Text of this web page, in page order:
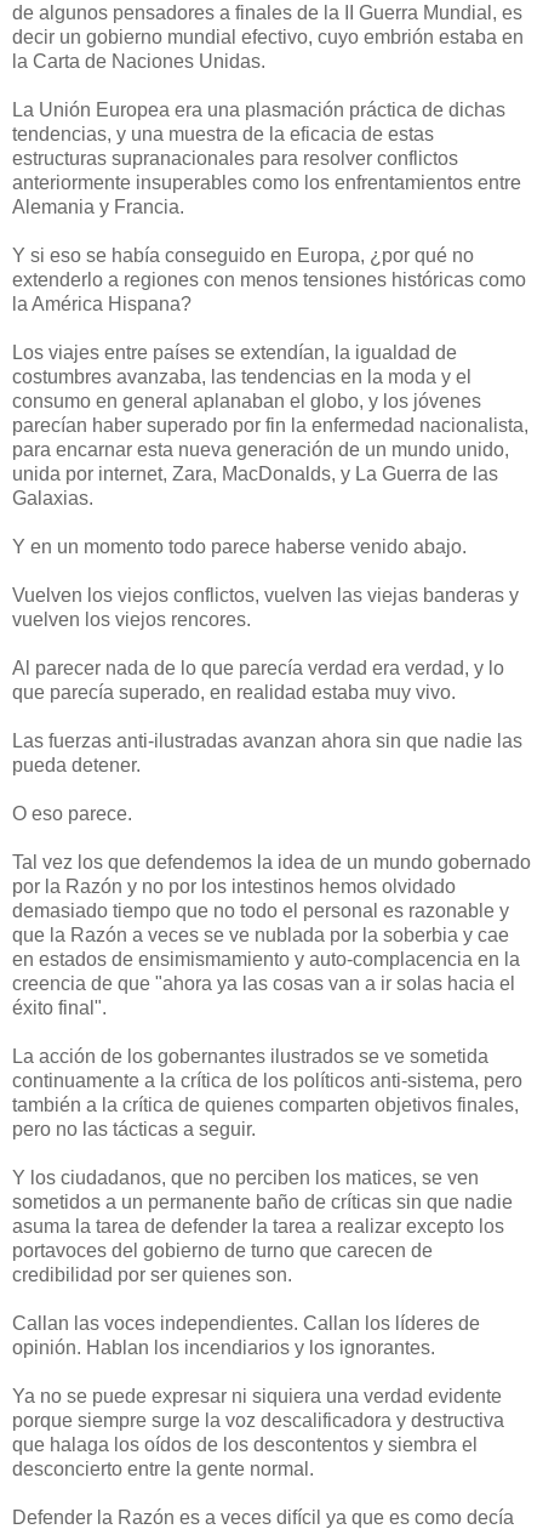
de algunos pensadores a finales de la II Guerra Mundial, es
decir un gobierno mundial efectivo, cuyo embrión estaba en
la Carta de Naciones Unidas.
La Unión Europea era una plasmación práctica de dichas
tendencias, y una muestra de la eficacia de estas
estructuras supranacionales para resolver conflictos
anteriormente insuperables como los enfrentamientos entre
Alemania y Francia.
Y si eso se había conseguido en Europa, ¿por qué no
extenderlo a regiones con menos tensiones históricas como
la América Hispana?
Los viajes entre países se extendían, la igualdad de
costumbres avanzaba, las tendencias en la moda y el
consumo en general aplanaban el globo, y los jóvenes
parecían haber superado por fin la enfermedad nacionalista,
para encarnar esta nueva generación de un mundo unido,
unida por internet, Zara, MacDonalds, y La Guerra de las
Galaxias.
Y en un momento todo parece haberse venido abajo.
Vuelven los viejos conflictos, vuelven las viejas banderas y
vuelven los viejos rencores.
Al parecer nada de lo que parecía verdad era verdad, y lo
que parecía superado, en realidad estaba muy vivo.
Las fuerzas anti-ilustradas avanzan ahora sin que nadie las
pueda detener.
O eso parece.
Tal vez los que defendemos la idea de un mundo gobernado
por la Razón y no por los intestinos hemos olvidado
demasiado tiempo que no todo el personal es razonable y
que la Razón a veces se ve nublada por la soberbia y cae
en estados de ensimismamiento y auto-complacencia en la
creencia de que "ahora ya las cosas van a ir solas hacia el
éxito final".
La acción de los gobernantes ilustrados se ve sometida
continuamente a la crítica de los políticos anti-sistema, pero
también a la crítica de quienes comparten objetivos finales,
pero no las tácticas a seguir.
Y los ciudadanos, que no perciben los matices, se ven
sometidos a un permanente baño de críticas sin que nadie
asuma la tarea de defender la tarea a realizar excepto los
portavoces del gobierno de turno que carecen de
credibilidad por ser quienes son.
Callan las voces independientes. Callan los líderes de
opinión. Hablan los incendiarios y los ignorantes.
Ya no se puede expresar ni siquiera una verdad evidente
porque siempre surge la voz descalificadora y destructiva
que halaga los oídos de los descontentos y siembra el
desconcierto entre la gente normal.
Defender la Razón es a veces difícil ya que es como decía